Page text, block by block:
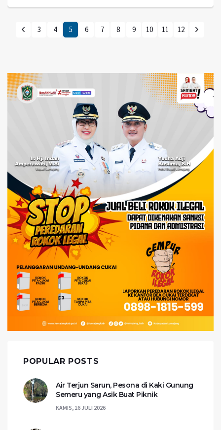
3 4 5 6 7 8 9 10 11 12
POPULAR POSTS
Air Terjun Sarun, Pesona di Kaki Gunung
Semeru yang Asik Buat Piknik
KAMIS, 16 JULI 2026